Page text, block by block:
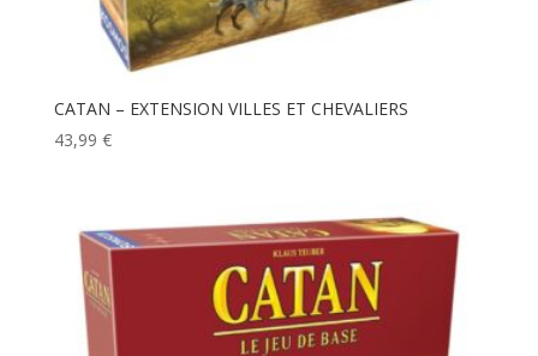
CATAN – EXTENSION VILLES ET CHEVALIERS
43,99 €